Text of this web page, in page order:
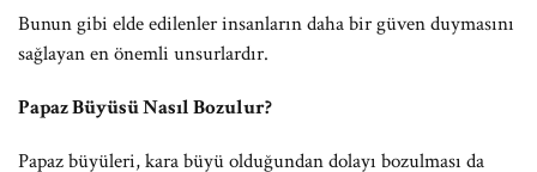
Bunun gibi elde edilenler insanların daha bir güven duymasını
sağlayan en önemli unsurlardır.
Papaz Büyüsü Nasıl Bozulur?
Papaz büyüleri, kara büyü olduğundan dolayı bozulması da